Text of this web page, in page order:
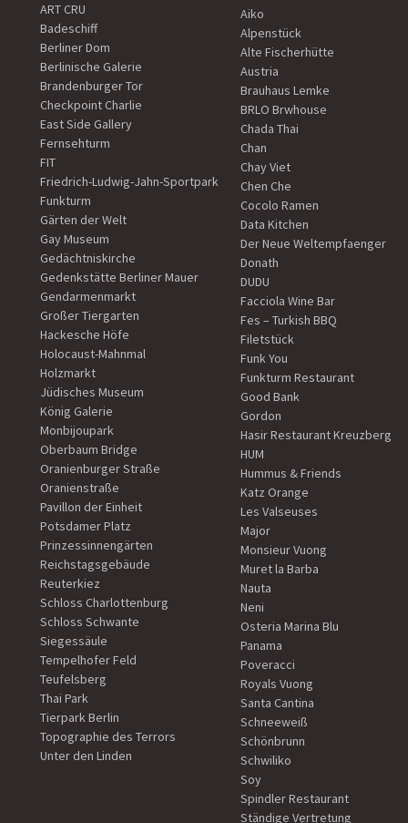
ART CRU
Badeschiff
Berliner Dom
Berlinische Galerie
Brandenburger Tor
Checkpoint Charlie
East Side Gallery
Fernsehturm
FIT
Friedrich-Ludwig-Jahn-Sportpark
Funkturm
Gärten der Welt
Gay Museum
Gedächtniskirche
Gedenkstätte Berliner Mauer
Gendarmenmarkt
Großer Tiergarten
Hackesche Höfe
Holocaust-Mahnmal
Holzmarkt
Jüdisches Museum
König Galerie
Monbijoupark
Oberbaum Bridge
Oranienburger Straße
Oranienstraße
Pavillon der Einheit
Potsdamer Platz
Prinzessinnengärten
Reichstagsgebäude
Reuterkiez
Schloss Charlottenburg
Schloss Schwante
Siegessäule
Tempelhofer Feld
Teufelsberg
Thai Park
Tierpark Berlin
Topographie des Terrors
Unter den Linden
Aiko
Alpenstück
Alte Fischerhütte
Austria
Brauhaus Lemke
BRLO Brwhouse
Chada Thai
Chan
Chay Viet
Chen Che
Cocolo Ramen
Data Kitchen
Der Neue Weltempfaenger
Donath
DUDU
Facciola Wine Bar
Fes – Turkish BBQ
Filetstück
Funk You
Funkturm Restaurant
Good Bank
Gordon
Hasir Restaurant Kreuzberg
HUM
Hummus & Friends
Katz Orange
Les Valseuses
Major
Monsieur Vuong
Muret la Barba
Nauta
Neni
Osteria Marina Blu
Panama
Poveracci
Royals Vuong
Santa Cantina
Schneeweiß
Schönbrunn
Schwiliko
Soy
Spindler Restaurant
Ständige Vertretung